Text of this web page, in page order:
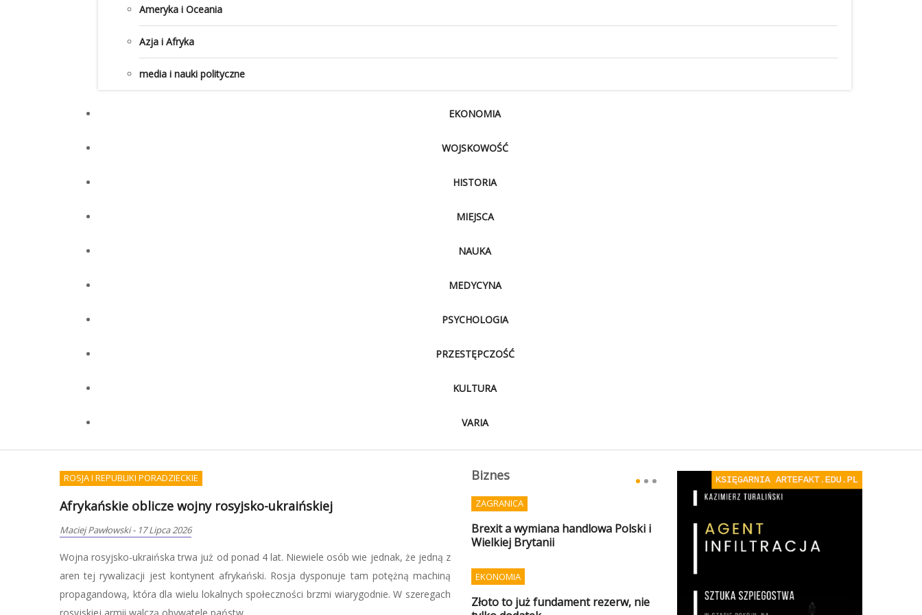
Ameryka i Oceania
Azja i Afryka
media i nauki polityczne
EKONOMIA
WOJSKOWOŚĆ
HISTORIA
MIEJSCA
NAUKA
MEDYCYNA
PSYCHOLOGIA
PRZESTĘPCZOŚĆ
KULTURA
VARIA
WOJSKOWOŚĆ I TERRORYZM
Początek wojny będziemu musieli przetrwać sami
Redakcja OKCYDENT-07 Lipca 2026
Zdaniem Pawła Mateńczuka, weterana jednostki specjalnej GROM, nie można
nadmiernie polegać na służbach, tylko samemu się przygotować na sytuacje
kryzysowe, co oznacza nie tylko zgromadzenie podstawowych zapasów, ale także
Biznes
ZAGRANICA
Brexit a wymiana handlowa Polski i
Wielkiej Brytanii
EKONOMIA
Złoto to już fundament rezerw, nie